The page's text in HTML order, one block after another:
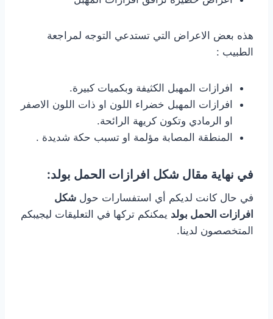
هذه بعض الاعراض التي تستدعي التوجه لمراجعة
الطبيب :
افرازات المهبل الكثيفة وبكميات كبيرة.
افرازات المهبل خضراء اللون او ذات اللون الاصفر
او الرمادي وتكون كريهة الرائحة.
المنطقة المصابة مؤلمة او تسبب حكة شديدة .
في نهاية مقال شكل افرازات الحمل بولد:
في حال كانت لديكم أي استفسارات حول شكل
افرازات الحمل بولد يمكنكم تركها في التعليقات ليجيبكم
المتخصصون لدينا.